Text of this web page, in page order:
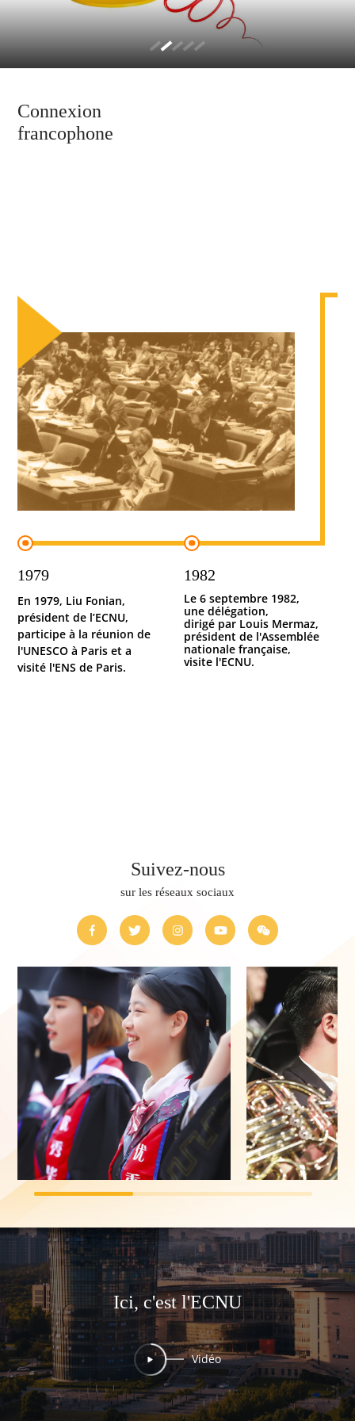
Connexion
francophone
1979
En 1979, Liu Fonian,
président de l’ECNU,
participe à la réunion de
l'UNESCO à Paris et a
visité l'ENS de Paris.
1982
Le 6 septembre 1982,
une délégation,
dirigé par Louis Mermaz,
président de l'Assemblée
nationale française,
visite l'ECNU.
Suivez-nous
sur les réseaux sociaux
Ici, c'est l'ECNU
Vidéo